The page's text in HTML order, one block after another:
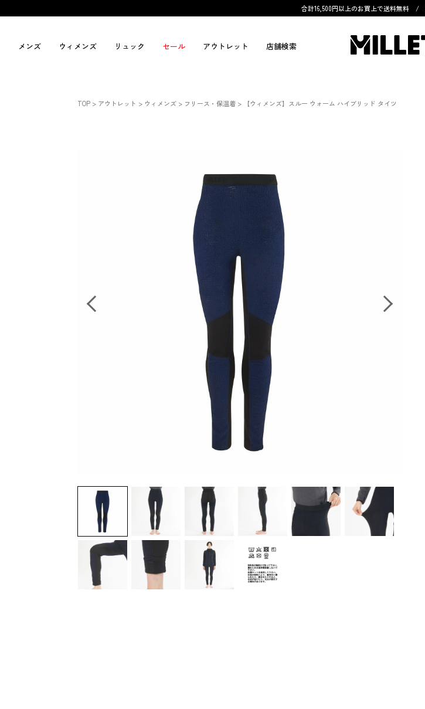
合計16,500円以上のお買上で送料無料 /
メンズ ウィメンズ リュック セール アウトレット 店舗検索
TOP アウトレット ウィメンズ フリース・保温着 【ウィメンズ】スルー ウォーム ハイブリッド タイツ